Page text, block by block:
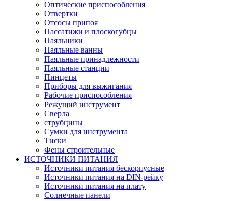
Оптические приспособления
Отвертки
Отсосы припоя
Пассатижи и плоскогубцы
Паяльники
Паяльные ванны
Паяльные принадлежности
Паяльные станции
Пинцеты
Приборы для выжигания
Рабочие приспособления
Режущий инструмент
Сверла
струбцины
Сумки для инструмента
Тиски
Фены строительные
ИСТОЧНИКИ ПИТАНИЯ
Источники питания бескорпусные
Источники питания на DIN-рейку
Источники питания на плату
Солнечные панели